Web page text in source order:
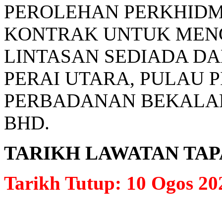
PEROLEHAN
KONTRAK UNTUK
LINTASAN SEDIADA
PERAI UTARA, PULAU
PERBADANAN
BHD.
TARIKH LAWATAN
Tarikh Tutup: 10 Ogos